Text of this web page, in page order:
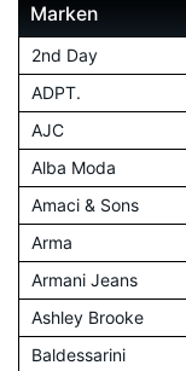
Marken
2nd Day
ADPT.
AJC
Alba Moda
Amaci & Sons
Arma
Armani Jeans
Ashley Brooke
Baldessarini